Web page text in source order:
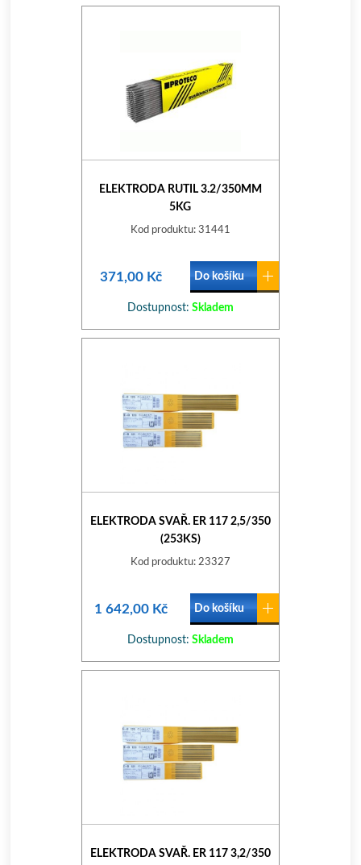
ELEKTRODA RUTIL 3.2/350MM
5KG
Kod produktu: 31441
371,00 Kč Do košíku
Dostupnost: Skladem
ELEKTRODA SVAŘ. ER 117 2,5/350
(253KS)
Kod produktu: 23327
1 642,00 Kč Do košíku
Dostupnost: Skladem
ELEKTRODA SVAŘ. ER 117 3,2/350